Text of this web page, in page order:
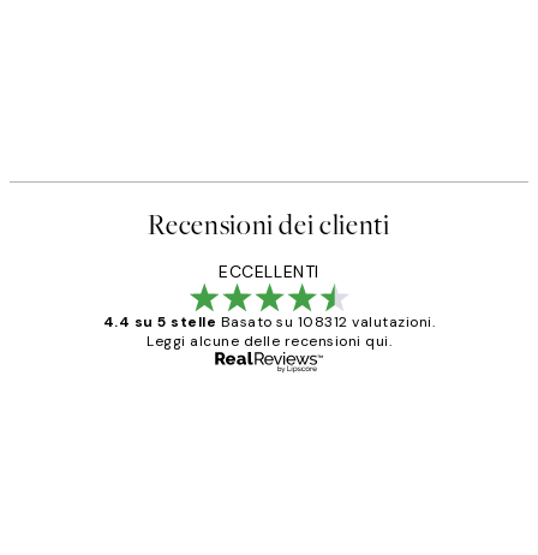
Recensioni dei clienti
ECCELLENTI
4.4 su 5 stelle Basato su 108312 valutazioni.
Leggi alcune delle recensioni qui.